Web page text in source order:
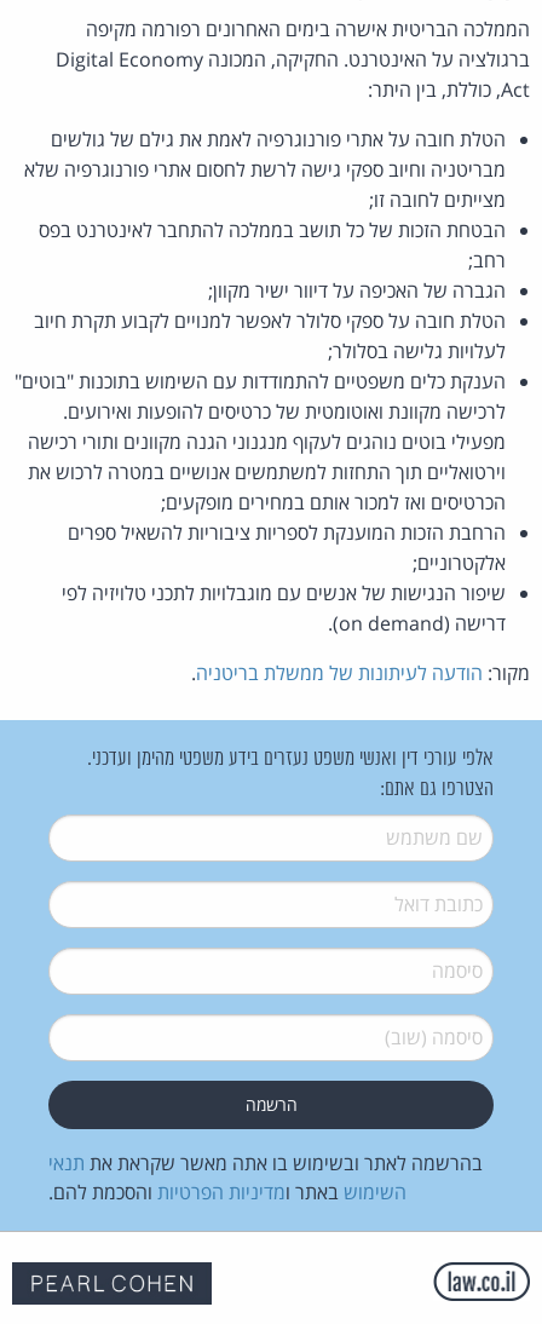
הממלכה הבריטית אישרה בימים האחרונים רפורמה מקיפה
ברגולציה על האינטרנט. החקיקה, המכונה Digital Economy
Act, כוללת, בין היתר:
הטלת חובה על אתרי פורנוגרפיה לאמת את גילם של גולשים
מבריטניה וחיוב ספקי גישה לרשת לחסום אתרי פורנוגרפיה שלא
מצייתים לחובה זו;
הבטחת הזכות של כל תושב בממלכה להתחבר לאינטרנט בפס
רחב;
הגברה של האכיפה על דיוור ישיר מקוון;
הטלת חובה על ספקי סלולר לאפשר למנויים לקבוע תקרת חיוב
לעלויות גלישה בסלולר;
הענקת כלים משפטיים להתמודדות עם השימוש בתוכנות "בוטים"
לרכישה מקוונת ואוטומטית של כרטיסים להופעות ואירועים.
מפעילי בוטים נוהגים לעקוף מנגנוני הגנה מקוונים ותורי רכישה
וירטואליים תוך התחזות למשתמשים אנושיים במטרה לרכוש את
הכרטיסים ואז למכור אותם במחירים מופקעים;
הרחבת הזכות המוענקת לספריות ציבוריות להשאיל ספרים
אלקטרוניים;
שיפור הנגישות של אנשים עם מוגבלויות לתכני טלויזיה לפי
דרישה (on demand).
מקור: הודעה לעיתונות של ממשלת בריטניה.
אלפי עורכי דין ואנשי משפט נעזרים בידע משפטי מהימן ועדכני.
הצטרפו גם אתם:
שם משתמש*
דואל*
סיסמה*
סיסמה (שוב)*
בהרשמה לאתר ובשימוש בו אתה מאשר שקראת את תנאי
השימוש באתר ומדיניות הפרטיות והסכמת להם.